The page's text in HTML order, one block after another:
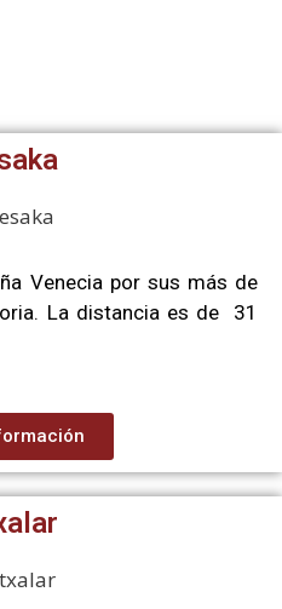
Venecia por sus más de
La distancia es de 31